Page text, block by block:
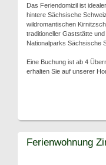
Das Feriendomizil ist
hintere Sächsische
wildromantischen
traditioneller Gaststätte
Nationalparks Sächsische
Eine Buchung ist ab 4
erhalten Sie auf unserer
Ferienwohnung